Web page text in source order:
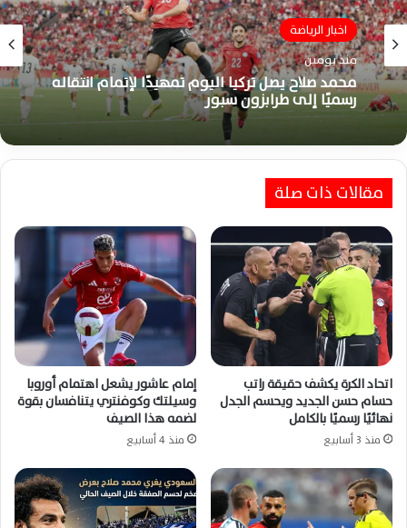
اخبار الرياضة
منذ يومين
محمد صلاح يصل تركيا اليوم تمهيدًا لإتمام انتقاله
رسميًا إلى طرابزون سبور
اخبار الرياضة
منذ 6 أيام
كتيبة حسام حسن تبدأ مشوار تصفيات أمم أفريقيا
مقالات ذات صلة
اتحاد الكرة يكشف حقيقة راتب
حسام حسن الجديد ويحسم الجدل
نهائيًا رسميًا بالكامل
منذ 3 أسابيع
إمام عاشور يشعل اهتمام أوروبا
وسيلتك وكوفنتري يتنافسان بقوة
لضمه هذا الصيف
منذ 4 أسابيع